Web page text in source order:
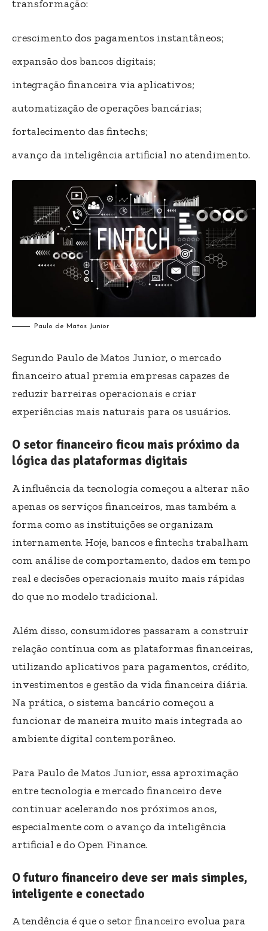
transformação:
crescimento dos pagamentos instantâneos;
expansão dos bancos digitais;
integração financeira via aplicativos;
automatização de operações bancárias;
fortalecimento das fintechs;
avanço da inteligência artificial no atendimento.
Paulo de Matos Junior
Segundo Paulo de Matos Junior, o mercado
financeiro atual premia empresas capazes de
reduzir barreiras operacionais e criar
experiências mais naturais para os usuários.
O setor financeiro ficou mais próximo da
lógica das plataformas digitais
A influência da tecnologia começou a alterar não
apenas os serviços financeiros, mas também a
forma como as instituições se organizam
internamente. Hoje, bancos e fintechs trabalham
com análise de comportamento, dados em tempo
real e decisões operacionais muito mais rápidas
do que no modelo tradicional.
Além disso, consumidores passaram a construir
relação contínua com as plataformas financeiras,
utilizando aplicativos para pagamentos, crédito,
investimentos e gestão da vida financeira diária.
Na prática, o sistema bancário começou a
funcionar de maneira muito mais integrada ao
ambiente digital contemporâneo.
Para Paulo de Matos Junior, essa aproximação
entre tecnologia e mercado financeiro deve
continuar acelerando nos próximos anos,
especialmente com o avanço da inteligência
artificial e do Open Finance.
O futuro financeiro deve ser mais simples,
inteligente e conectado
A tendência é que o setor financeiro evolua para